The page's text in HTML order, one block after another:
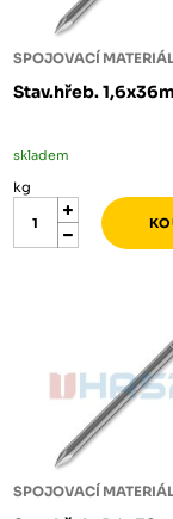
SPOJOVACÍ MATERIÁL
Stav.hřeb.
skladem
kg
SPOJOVACÍ MATERIÁL